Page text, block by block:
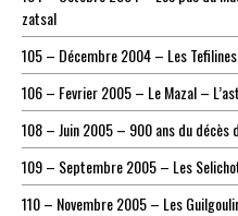
zatsal
105 – Décembre 2004 – Les Tefilines
106 – Fevrier 2005 – Le Mazal –
108 – Juin 2005 – 900 ans du décès
109 – Septembre 2005 – Les
110 – Novembre 2005 – Les